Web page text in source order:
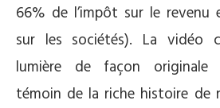
66% de l’impôt sur le revenu
sur les sociétés). La vidéo
lumière de façon originale
témoin de la riche histoire de